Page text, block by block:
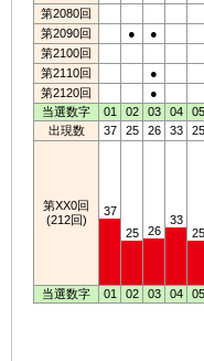
第2080回
第2090回
● ●
第2100回
第2110回
●
第2120回
●
当選数字
01 02 03 04 05
出現数
37 25 26 33 25
第XX0回
(212回)
37
25
26
33
25
当選数字 01 02 03 04 05